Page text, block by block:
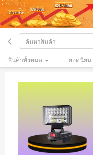
สินค้าทั้งหมด ยอดนิยม